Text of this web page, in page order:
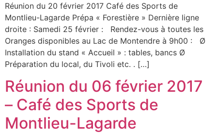
Réunion du 20 février 2017 Café des Sports de
Montlieu-Lagarde Prépa « Forestière » Dernière ligne
droite : Samedi 25 février : Rendez-vous à toutes les
Oranges disponibles au Lac de Montendre à 9h00 : Ø
Installation du stand « Accueil » : tables, bancs Ø
Préparation du local, du Tivoli etc. . […]
Réunion du 06 février 2017
– Café des Sports de
Montlieu-Lagarde